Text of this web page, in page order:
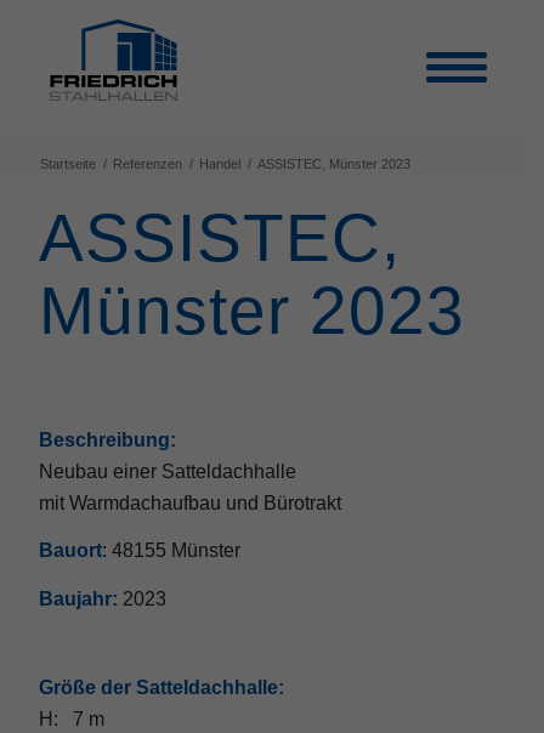
Startseite / Referenzen / Handel / ASSISTEC, Münster 2023
ASSISTEC,
Münster 2023
Beschreibung:
Neubau einer Satteldachhalle
mit Warmdachaufbau und Bürotrakt
Bauort: 48155 Münster
Baujahr: 2023
Größe der Satteldachhalle:
H: 7 m